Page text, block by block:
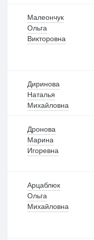
Малеончук
Ольга
Викторовна
Диринова
Наталья
Михайловна
Дронова
Марина
Игоревна
Арцаблюк
Ольга
Михайловна